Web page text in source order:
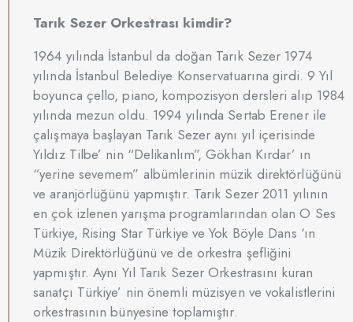
Tarık Sezer Orkestrası kimdir?
1964 yılında İstanbul da doğan Tarık Sezer 1974
yılında İstanbul Belediye Konservatuarına girdi. 9 Yıl
boyunca çello, piano, kompozisyon dersleri alıp 1984
yılında mezun oldu. 1994 yılında Sertab Erener ile
çalışmaya başlayan Tarık Sezer aynı yıl içerisinde
Yıldız Tilbe’ nin “Delikanlım”, Gökhan Kırdar’ ın
“yerine sevemem” albümlerinin müzik direktörlüğünü
ve aranjörlüğünü yapmıştır. Tarık Sezer 2011 yılının
en çok izlenen yarışma programlarından olan O Ses
Türkiye, Rising Star Türkiye ve Yok Böyle Dans ‘ın
Müzik Direktörlüğünü ve de orkestra şefliğini
yapmıştır. Aynı Yıl Tarık Sezer Orkestrasını kuran
sanatçı Türkiye’ nin önemli müzisyen ve vokalistlerini
orkestrasının bünyesine toplamıştır.